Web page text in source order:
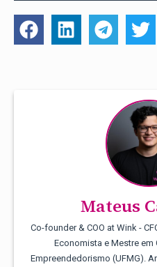
Mateus
Co-founder & COO at Wink -
Economista e Mestre em
Empreendedorismo (UFMG).